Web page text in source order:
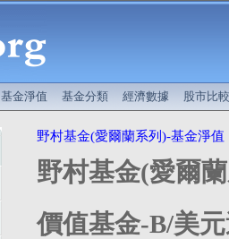
基金淨值 基金分類 經濟數據 股市比較
野村基金(愛爾蘭系列)-基金淨值
野村基金(愛爾
價值基金-B/美